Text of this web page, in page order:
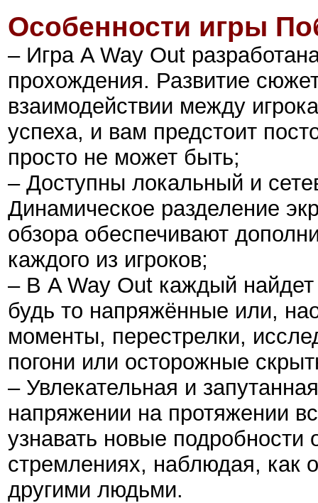
Особенности игры
– Игра A Way Out
прохождения. Развитие
взаимодействии между
успеха, и вам предстоит
просто не может быть;
– Доступны локальный и
Динамическое разделение
обзора обеспечивают
каждого из игроков;
– В A Way Out каждый
будь то напряжённые или,
моменты, перестрелки,
погони или осторожные
– Увлекательная и
напряжении на протяжении
узнавать новые
стремлениях, наблюдая, как
другими людьми.